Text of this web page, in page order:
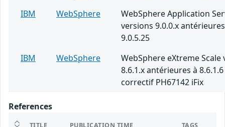
IBM
WebSphere
WebSphere Application
versions 9.0.0.x
9.0.5.25
IBM
WebSphere
WebSphere eXtreme Scale
8.6.1.x antérieures à
correctif PH67142 iFix
References